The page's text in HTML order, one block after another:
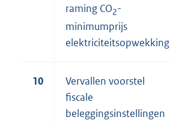
raming CO2-
minimumprijs
elektriciteitsopwekking
10
Vervallen voorstel
fiscale
beleggingsinstellingen